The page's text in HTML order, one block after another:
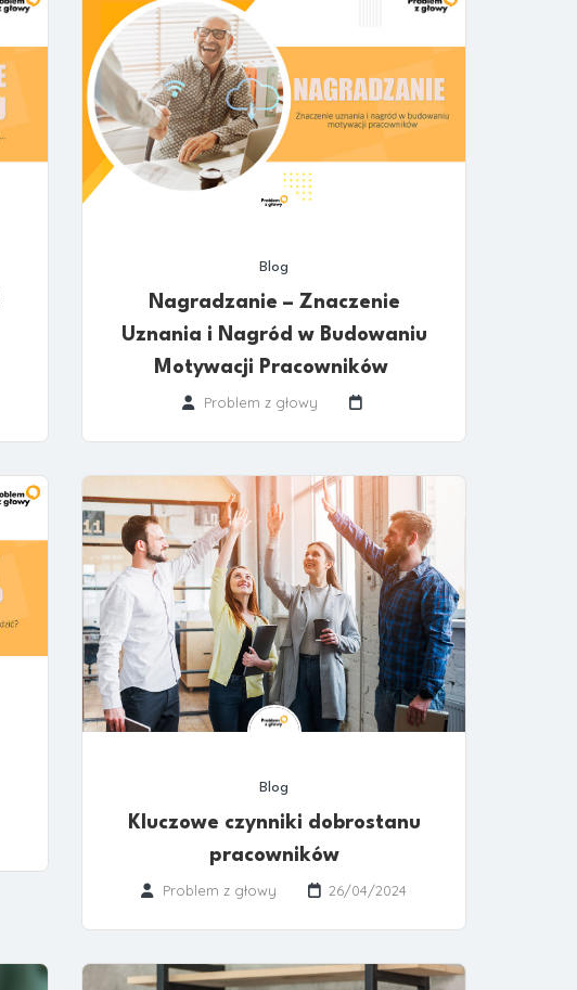
Blog
Nagradzanie – Znaczenie
Uznania i Nagród w Budowaniu
Motywacji Pracowników
Problem z głowy
Blog
Kluczowe czynniki dobrostanu
pracowników
Problem z głowy 26/04/2024